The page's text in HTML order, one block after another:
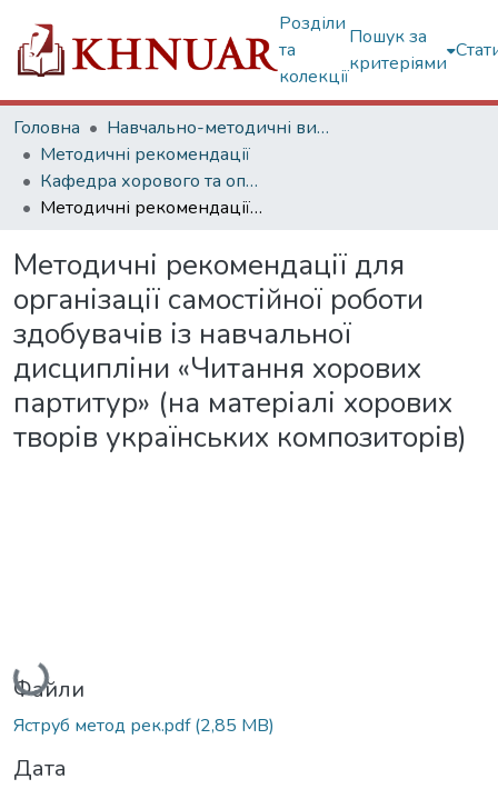
Розділи
та
колекції
Пошук за
критеріями
Головна
Навчально-методичні видання
Методичні рекомендації
Кафедра хорового та оперно-симфонічного диригування
Методичні рекомендації для організації самостійної роботи здобувачів із навчальної дисципліни «Читання хорових партитур» (на матеріалі хорових творів українських композиторів)
Методичні рекомендації для
організації самостійної роботи
здобувачів із навчальної
дисципліни «Читання хорових
партитур» (на матеріалі хорових
творів українських композиторів)
Вантажиться...
Файли
Яструб метод рек.pdf(2,85 MB)
Дата